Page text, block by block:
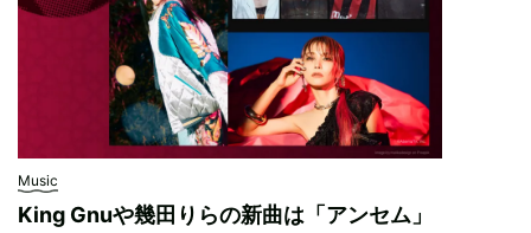
Music
King Gnuや幾田りらの新曲は「アンセム」